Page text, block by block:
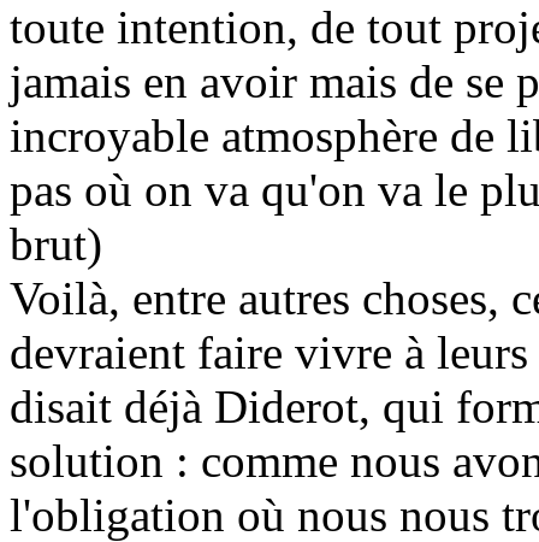
toute intention, de tout
jamais en avoir mais de se
incroyable atmosphère de
pas où on va qu'on va le
brut)
Voilà, entre autres choses,
devraient faire vivre à
disait déjà Diderot, qui
solution : comme nous
l'obligation où nous nous